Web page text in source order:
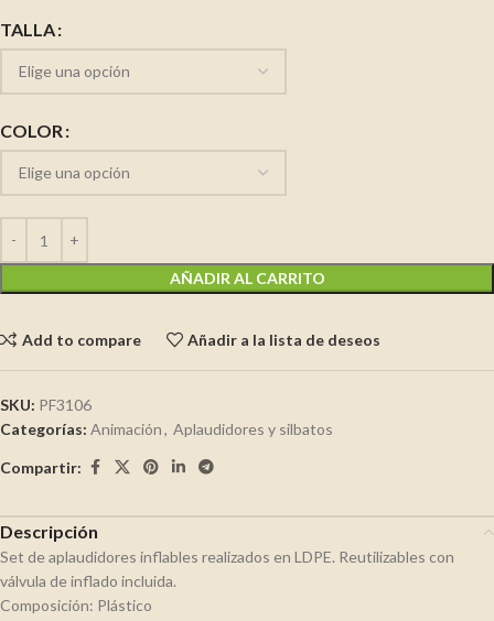
TALLA
COLOR
AÑADIR AL CARRITO
Add to compare Añadir a la lista de deseos
SKU: PF3106
Categorías: Animación, Aplaudidores y silbatos
Compartir:
Descripción
Set de aplaudidores inflables realizados en LDPE. Reutilizables con
válvula de inflado incluida.
Composición: Plástico